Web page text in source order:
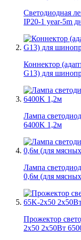
Светодиодная
IP20-1 year-5m
Коннектор
G13) для
Лампа
6400K 1,2м
Лампа
0,6м (для
Прожектор
2х50 2х50Вт